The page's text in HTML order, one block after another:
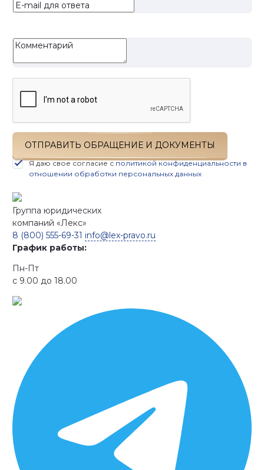
ОТПРАВИТЬ ОБРАЩЕНИЕ И ДОКУМЕНТЫ
Я даю свое согласие сполитикой конфиденциальности в
отношении обработки персональных данных
Группа юридических
компаний «Лекс»
8 (800) 555-69-31 info@lex-pravo.ru
График работы:
Пн-Пт
с 9.00 до 18.00